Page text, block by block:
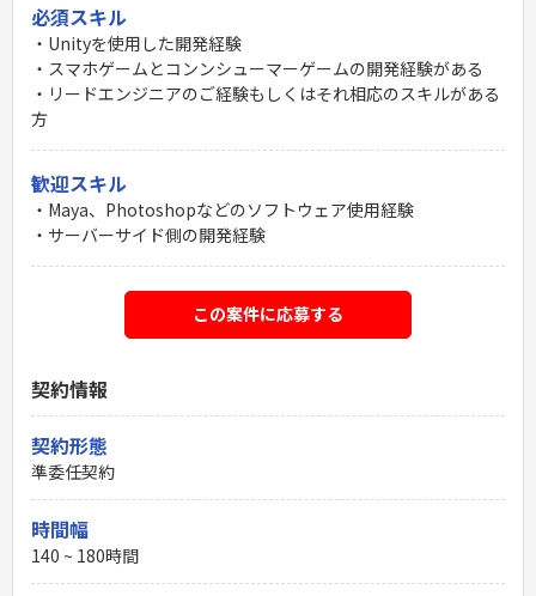
必須スキル
・Unityを使用した開発経験
・スマホゲームとコンンシューマーゲームの開発経験がある
・リードエンジニアのご経験もしくはそれ相応のスキルがある
方
歓迎スキル
・Maya、Photoshopなどのソフトウェア使用経験
・サーバーサイド側の開発経験
この案件に応募する
契約情報
契約形態
準委任契約
時間幅
140 ~ 180時間